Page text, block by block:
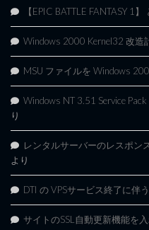
【EPIC BATTLE FANTASY 1
Windows 2000 Kernel32 改造
MSU ファイルを Windows
Windows NT 3.51 Service
り
レンタルサーバーのレスポン
より
DTI の VPSサービス終了に伴
サイトのSSL自動更新機能を